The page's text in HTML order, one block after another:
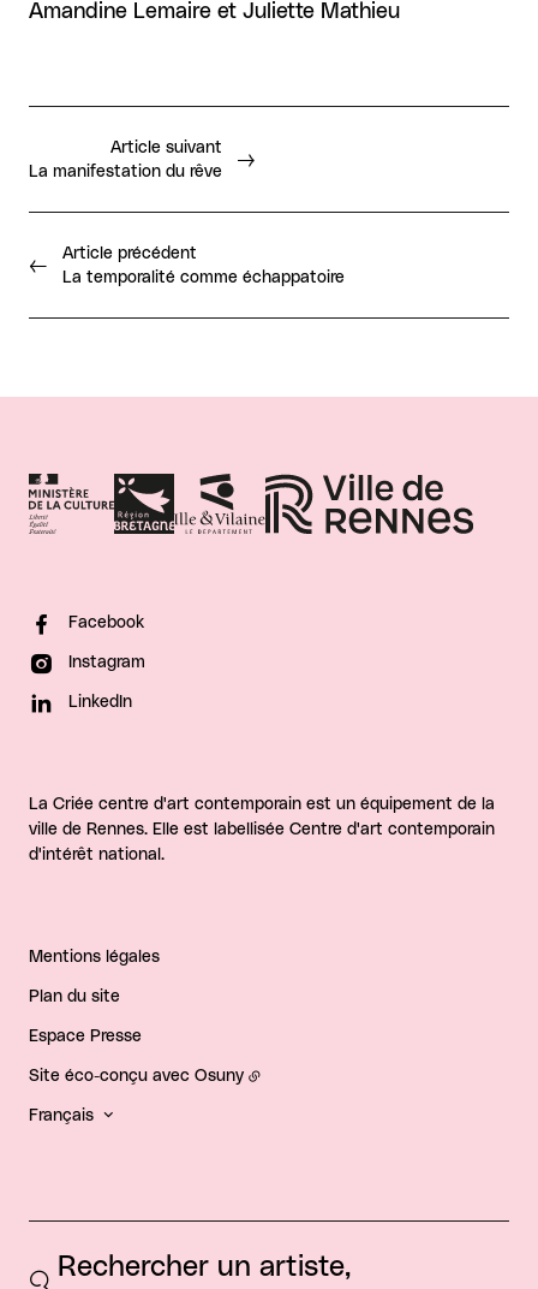
Amandine Lemaire et Juliette Mathieu
Article précédent
La temporalité comme échappatoire
Article suivant
La manifestation du rêve
Facebook
Instagram
LinkedIn
La Criée centre d'art contemporain est un équipement de la
ville de Rennes. Elle est labellisée Centre d'art contemporain
d'intérêt national.
Mentions légales
Plan du site
Espace Presse
Site éco-conçu avec Osuny
Français
Rechercher un artiste,